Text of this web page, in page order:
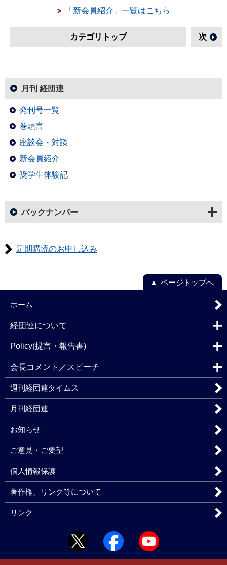
「新会員紹介」一覧はこちら
カテゴリトップ 次
月刊 経団連
発刊号一覧
巻頭言
座談会・対談
新会員紹介
奨学生体験記
バックナンバー
定期購読のお申し込み
ページトップへ
ホーム
経団連について
Policy(提言・報告書)
会長コメント／スピーチ
週刊経団連タイムス
月刊経団連
お知らせ
ご意見・ご要望
個人情報保護
著作権、リンク等について
リンク